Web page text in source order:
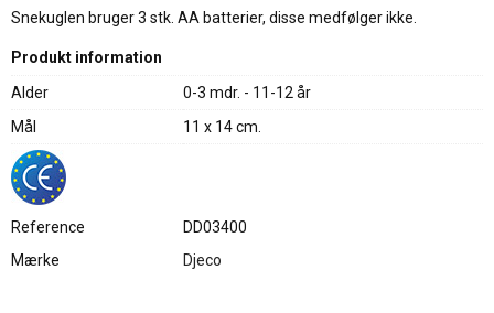
Snekuglen bruger 3 stk. AA batterier, disse medfølger ikke.
Produkt information
Alder
0-3 mdr. - 11-12 år
Mål
11 x 14 cm.
Reference
DD03400
Mærke
Djeco